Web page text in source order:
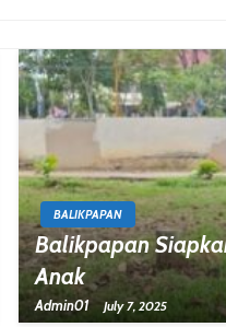
BALIKPAPAN
Balikpapan
Anak
Admin01 July 7, 2025